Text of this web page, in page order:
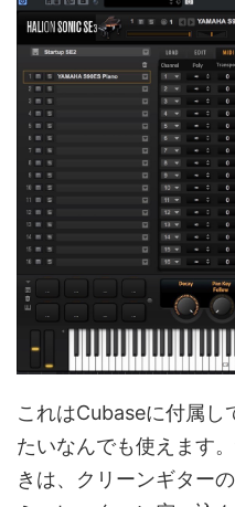
これはCubaseに付属し
たいなんでも使えます
きは、クリーンギター